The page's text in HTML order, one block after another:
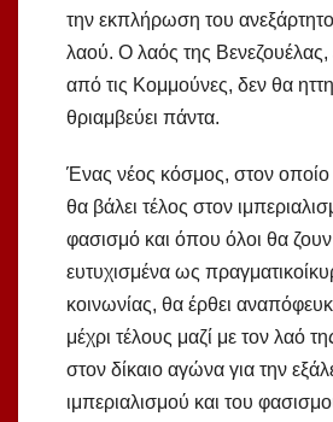
την εκπλήρωση του
λαού. Ο λαός της
από τις Κομμούνες, δεν θα
θριαμβεύει πάντα.
Ένας νέος κόσμος, στον
θα βάλει τέλος στον
φασισμό και όπου όλοι θα ζουν
ευτυχισμένα ως
κοινωνίας, θα έρθει
μέχρι τέλους μαζί με τον λαό
στον δίκαιο αγώνα για την
ιμπεριαλισμού και του